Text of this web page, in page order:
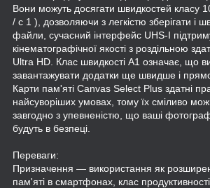
Вони можуть досягати швидкостей класу
/ с 1 ), дозволяючи з легкістю зберігати і
файли, сучасний інтерфейс UHS-I
кінематографічної якості з роздільною
Ultra HD. Клас швидкості A1 означає, що
завантажувати додатки ще швидше і
Карти пам'яті Canvas Select Plus здатні
найсуворіших умовах, тому їх сміливо
завгодно з упевненістю, що ваші
будуть в безпеці.
Переваги:
Призначення — використання як
пам'яті в смартфонах, клас